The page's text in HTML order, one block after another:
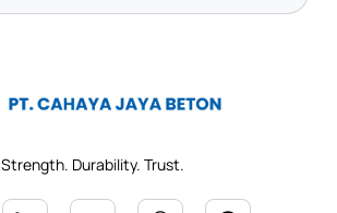
Strength. Durability. Trust.